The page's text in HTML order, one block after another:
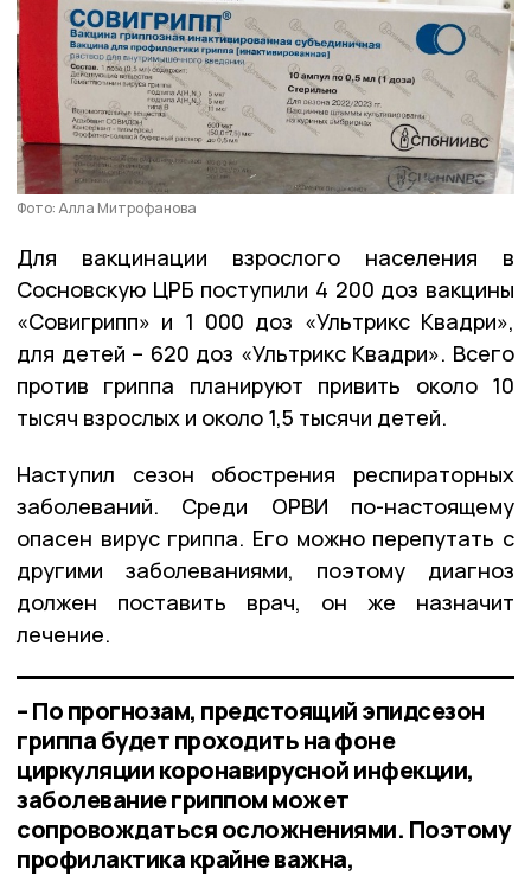
Фото: Алла Митрофанова
Для вакцинации взрослого населения в
Сосновскую ЦРБ поступили 4 200 доз вакцины
«Совигрипп» и 1 000 доз «Ультрикс Квадри»,
для детей – 620 доз «Ультрикс Квадри». Всего
против гриппа планируют привить около 10
тысяч взрослых и около 1,5 тысячи детей.
Наступил сезон обострения респираторных
заболеваний. Среди ОРВИ по-настоящему
опасен вирус гриппа. Его можно перепутать с
другими заболеваниями, поэтому диагноз
должен поставить врач, он же назначит
лечение.
– По прогнозам, предстоящий эпидсезон
гриппа будет проходить на фоне
циркуляции коронавирусной инфекции,
заболевание гриппом может
сопровождаться осложнениями. Поэтому
профилактика крайне важна,